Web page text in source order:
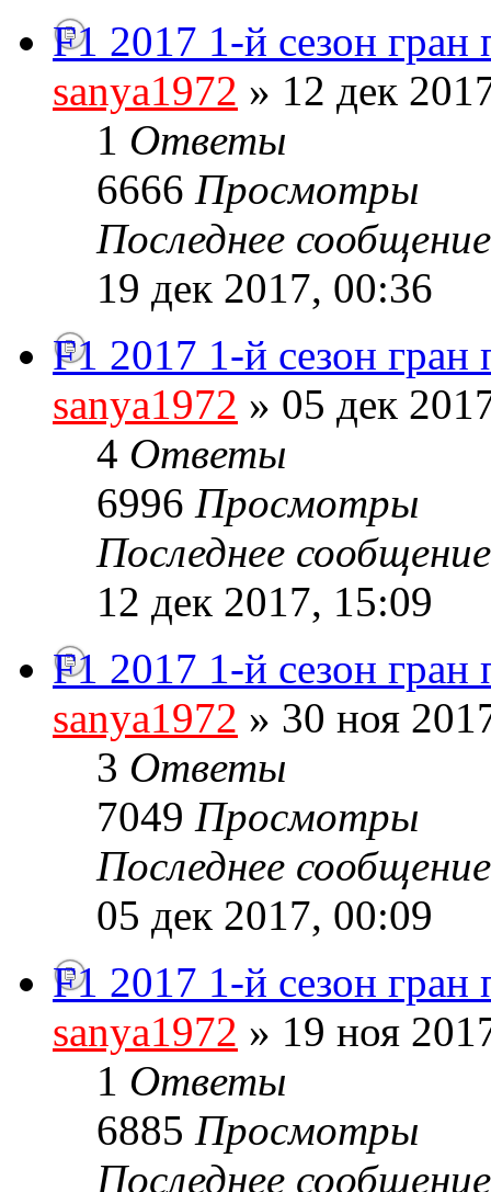
F1 2017 1-й сезон
sanya1972 » 12 дек
1 Ответы
6666 Просмотры
Последнее
19 дек 2017, 00:36
F1 2017 1-й сезон
sanya1972 » 05 дек
4 Ответы
6996 Просмотры
Последнее
12 дек 2017, 15:09
F1 2017 1-й сезон
sanya1972 » 30 ноя
3 Ответы
7049 Просмотры
Последнее
05 дек 2017, 00:09
F1 2017 1-й сезон
sanya1972 » 19 ноя
1 Ответы
6885 Просмотры
Последнее